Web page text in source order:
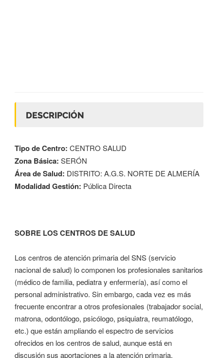
DESCRIPCIÓN
Tipo de Centro: CENTRO SALUD
Zona Básica: SERÓN
Área de Salud: DISTRITO: A.G.S. NORTE DE ALMERÍA
Modalidad Gestión: Pública Directa
SOBRE LOS CENTROS DE SALUD
Los centros de atención primaria del SNS (servicio
nacional de salud) lo componen los profesionales sanitarios
(médico de familia, pediatra y enfermería), así como el
personal administrativo. Sin embargo, cada vez es más
frecuente encontrar a otros profesionales (trabajador social,
matrona, odontólogo, psicólogo, psiquiatra, reumatólogo,
etc.) que están ampliando el espectro de servicios
ofrecidos en los centros de salud, aunque está en
discusión sus aportaciones a la atención primaria.